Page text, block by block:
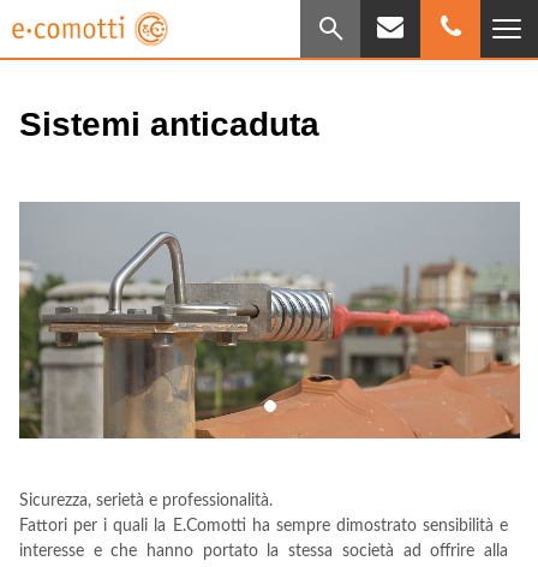
Sistemi anticaduta
Sicurezza, serietà e professionalità.
Fattori per i quali la E.Comotti ha sempre dimostrato sensibilità e
interesse e che hanno portato la stessa società ad offrire alla